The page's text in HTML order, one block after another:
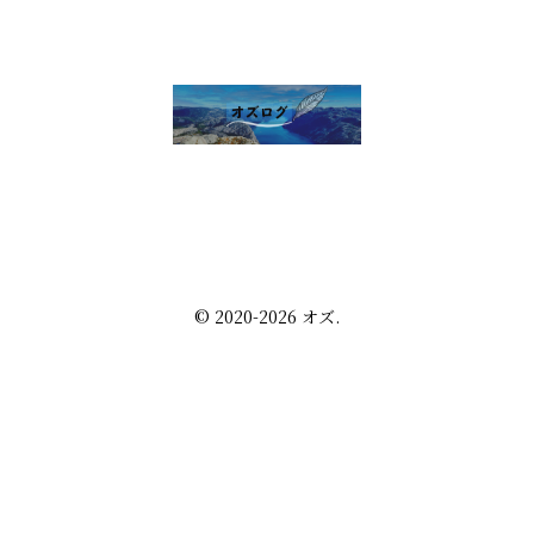
© 2020-2026 オズ.